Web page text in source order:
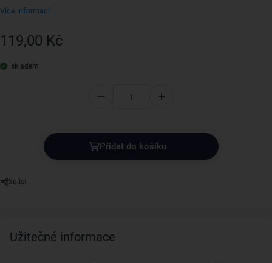
Více informací
119,00 Kč
skladem
Přidat do košíku
Sdílet
Užitečné informace